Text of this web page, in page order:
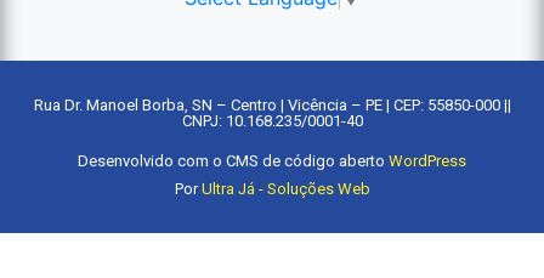
Rua Dr. Manoel Borba, SN – Centro | Vicência – PE | CEP: 55850-000 ||
CNPJ: 10.168.235/0001-40
Desenvolvido com o CMS de código aberto WordPress
PorUltra Já - Soluções Web